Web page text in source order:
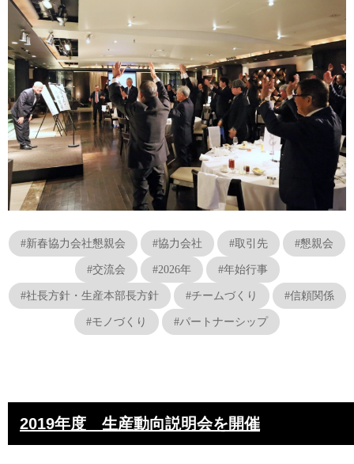
#新春協力会社懇親会 #協力会社 #取引先 #懇親会
#交流会 #2026年 #年始行事
#社長方針・生産本部長方針 #チームづくり #信頼関係
#モノづくり #パートナーシップ
2019年度 生産動向説明会を開催